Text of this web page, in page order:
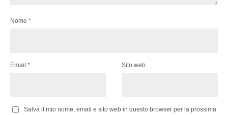
Nome *
Email * Sito web
Salva il mio nome, email e sito web in questo browser per la prossima